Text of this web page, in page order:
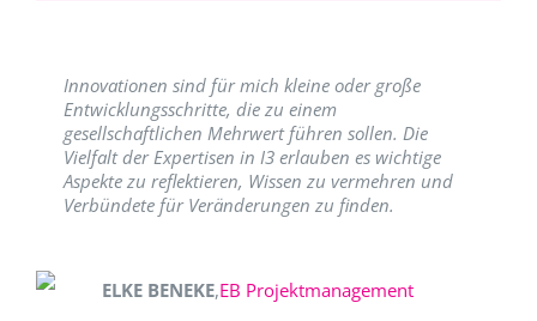
Innovationen sind für mich kleine oder große
Entwicklungsschritte, die zu einem
gesellschaftlichen Mehrwert führen sollen. Die
Vielfalt der Expertisen in I3 erlauben es wichtige
Aspekte zu reflektieren, Wissen zu vermehren und
Verbündete für Veränderungen zu finden.
ELKE BENEKE,EB Projektmanagement